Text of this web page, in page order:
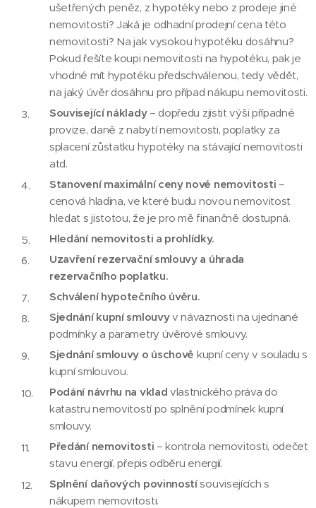
ušetřených peněz, z hypotéky nebo z prodeje jiné
nemovitosti? Jaká je odhadní prodejní cena této
nemovitosti? Na jak vysokou hypotéku dosáhnu?
Pokud řešíte koupi nemovitosti na hypotéku, pak je
vhodné mít hypotéku předschválenou, tedy vědět,
na jaký úvěr dosáhnu pro případ nákupu nemovitosti.
Související náklady– dopředu zjistit výši případné
provize, daně z nabytí nemovitosti, poplatky za
splacení zůstatku hypotéky na stávající nemovitosti
atd.
Stanovení maximální ceny nové nemovitosti –
cenová hladina, ve které budu novou nemovitost
hledat s jistotou, že je pro mě finančně dostupná.
Hledání nemovitosti a prohlídky.
Uzavření rezervační smlouvy a úhrada
rezervačního poplatku.
Schválení hypotečního úvěru.
Sjednání kupní smlouvyv návaznosti na ujednané
podmínky a parametry úvěrové smlouvy.
Sjednání smlouvy o úschově kupní ceny v souladu s
kupní smlouvou.
Podání návrhu na vklad vlastnického práva do
katastru nemovitostí po splnění podmínek kupní
smlouvy.
Předání nemovitosti – kontrola nemovitosti, odečet
stavu energií, přepis odběru energií.
Splnění daňových povinnostísouvisejících s
nákupem nemovitosti.